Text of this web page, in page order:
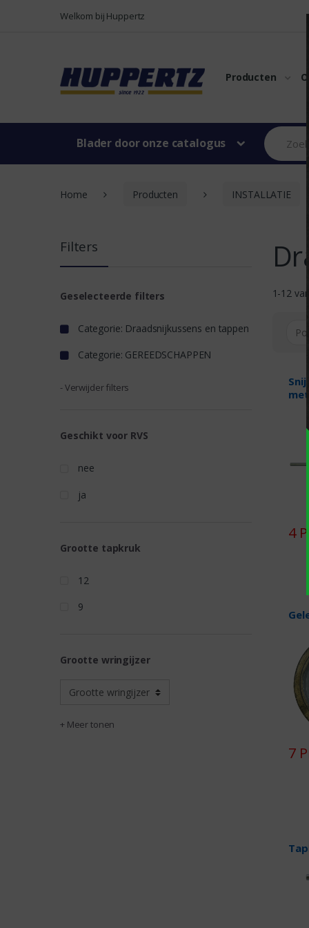
Welkom bij Huppertz
Producten
Blader door onze catalogus
Home Producten INSTALLATIE
1-12
4
7
Filters
Geselecteerde filters
Categorie: Draadsnijkussens en tappen
Categorie: GEREEDSCHAPPEN
- Verwijder filters
Geschikt voor RVS
nee
ja
Grootte tapkruk
12
9
Grootte wringijzer
+ Meer tonen